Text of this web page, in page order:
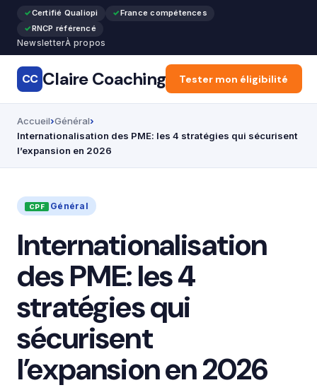
Certifié Qualiopi
France compétences
RNCP référencé
NewsletterÀ propos
CC Claire Coaching Accueil Articles
Tester mon éligibilité
Accueil Général
Internationalisation des PME: les 4 stratégies qui sécurisent
l’expansion en 2026
Général
Internationalisation
des PME: les 4
stratégies qui
sécurisent
l’expansion en 2026